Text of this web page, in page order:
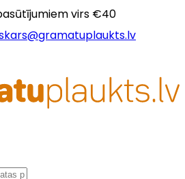
virs €40